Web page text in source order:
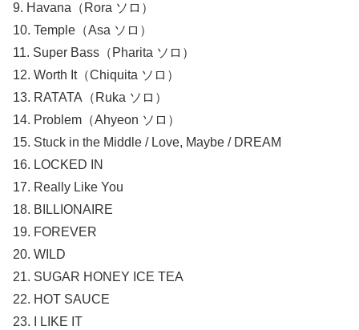
9. Havana（Rora ソロ）
10. Temple（Asa ソロ）
11. Super Bass（Pharita ソロ）
12. Worth It（Chiquita ソロ）
13. RATATA（Ruka ソロ）
14. Problem（Ahyeon ソロ）
15. Stuck in the Middle / Love, Maybe / DREAM
16. LOCKED IN
17. Really Like You
18. BILLIONAIRE
19. FOREVER
20. WILD
21. SUGAR HONEY ICE TEA
22. HOT SAUCE
23. I LIKE IT